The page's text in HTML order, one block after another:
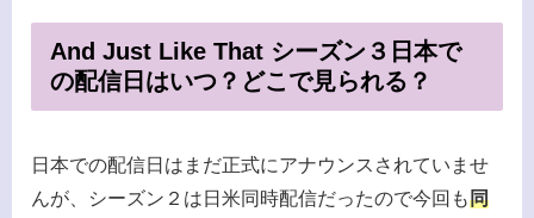
And Just Like That シーズン３日本で
の配信日はいつ？どこで見られる？
日本での配信日はまだ正式にアナウンスされていませ
んが、シーズン２は日米同時配信だったので今回も同